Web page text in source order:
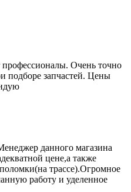
Очень точно
подборе запчастей. Цены
данного магазина
цене,а также
трассе).Огромное
работу и уделенное